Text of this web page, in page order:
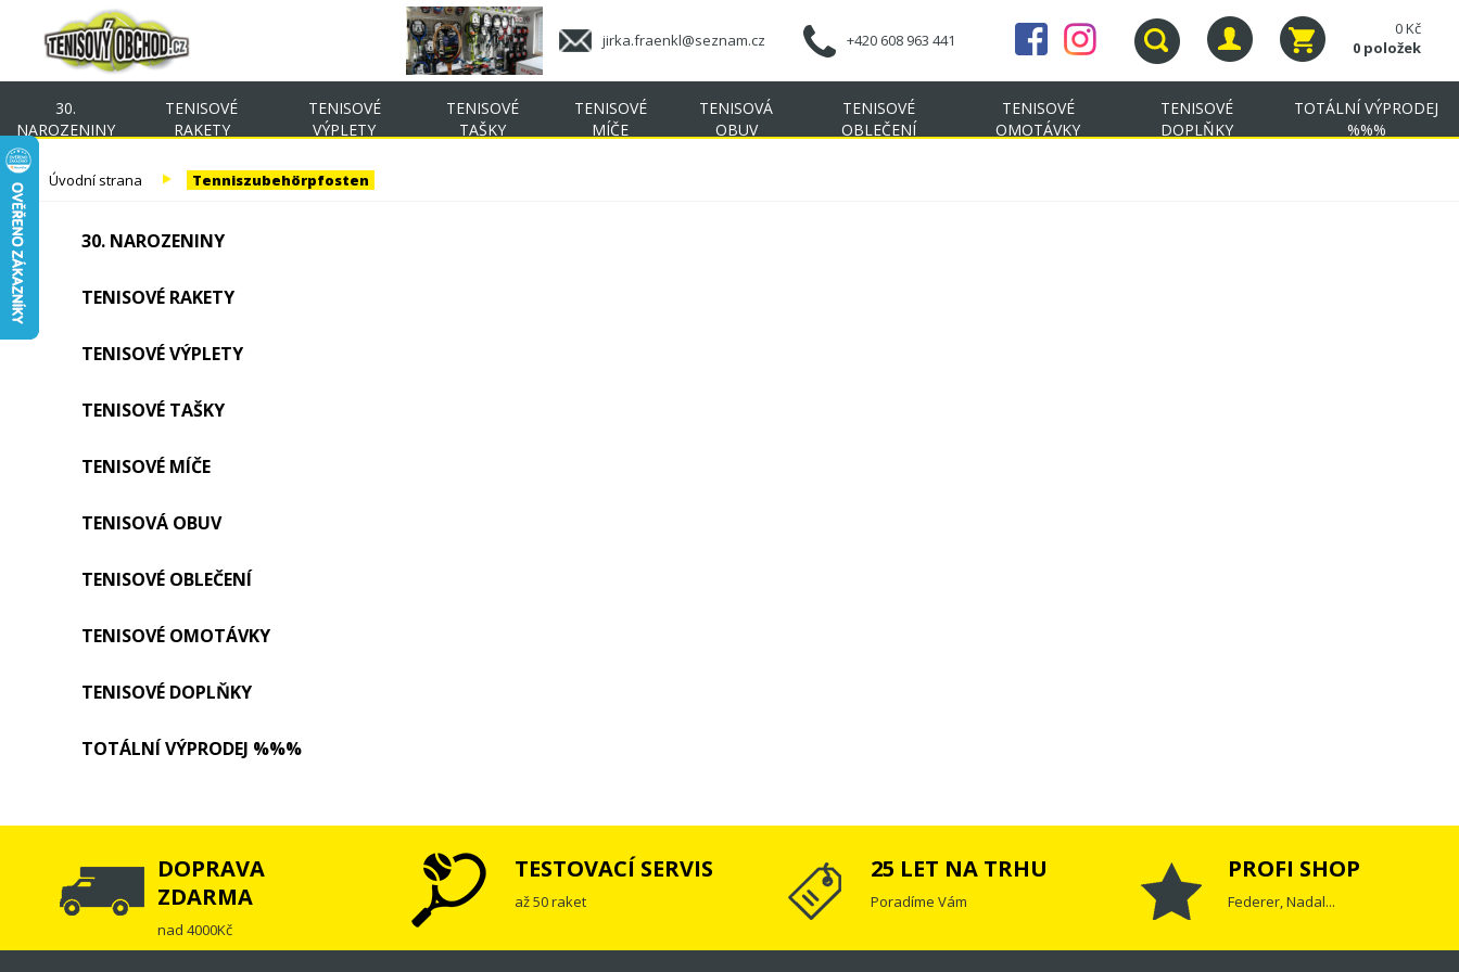
jirka.fraenkl@seznam.cz +420 608 963 441
0 Kč
0 položek
30.
NAROZENINY
TENISOVÉ
RAKETY
TENISOVÉ
VÝPLETY
TENISOVÉ
TAŠKY
TENISOVÉ
MÍČE
TENISOVÁ
OBUV
TENISOVÉ
OBLEČENÍ
TENISOVÉ
OMOTÁVKY
TENISOVÉ
DOPLŇKY
TOTÁLNÍ VÝPRODEJ
%%%
Úvodní strana Tenniszubehörpfosten
30. NAROZENINY
TENISOVÉ RAKETY
TENISOVÉ VÝPLETY
TENISOVÉ TAŠKY
TENISOVÉ MÍČE
TENISOVÁ OBUV
TENISOVÉ OBLEČENÍ
TENISOVÉ OMOTÁVKY
TENISOVÉ DOPLŇKY
TOTÁLNÍ VÝPRODEJ %%%
DOPRAVA
ZDARMA
nad 4000Kč
TESTOVACÍ SERVIS
až 50 raket
25 LET NA TRHU
Poradíme Vám
PROFI SHOP
Federer, Nadal...